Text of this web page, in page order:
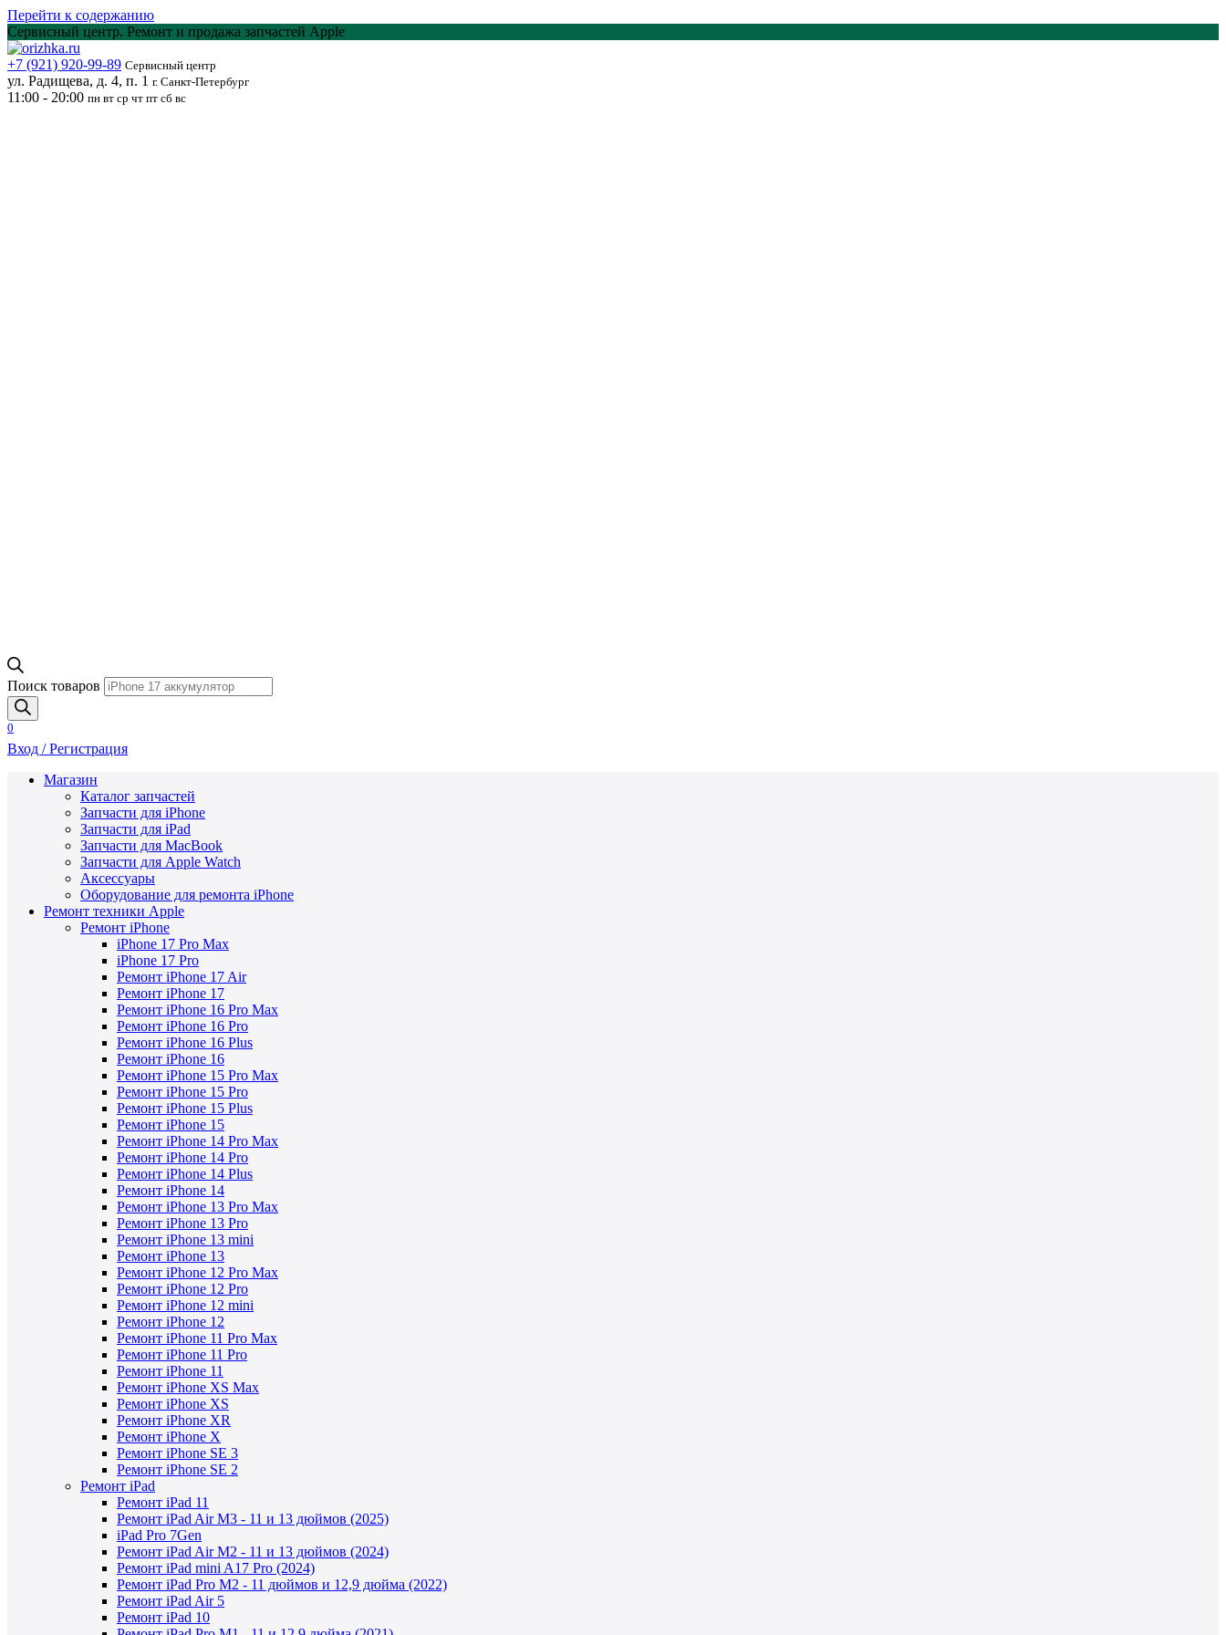
Перейти к содержанию
Сервисный центр. Ремонт и продажа запчастей Apple
+7 (921) 920-99-89 Сервисный центр
ул. Радищева, д. 4, п. 1 г. Санкт-Петербург
11:00 - 20:00 пн вт ср чт пт сб вс
Поиск товаров
0
Вход / Регистрация
Магазин
Каталог запчастей
Запчасти для iPhone
Запчасти для iPad
Запчасти для MacBook
Запчасти для Apple Watch
Аксессуары
Оборудование для ремонта iPhone
Ремонт техники Apple
Ремонт iPhone
iPhone 17 Pro Max
iPhone 17 Pro
Ремонт iPhone 17 Air
Ремонт iPhone 17
Ремонт iPhone 16 Pro Max
Ремонт iPhone 16 Pro
Ремонт iPhone 16 Plus
Ремонт iPhone 16
Ремонт iPhone 15 Pro Max
Ремонт iPhone 15 Pro
Ремонт iPhone 15 Plus
Ремонт iPhone 15
Ремонт iPhone 14 Pro Max
Ремонт iPhone 14 Pro
Ремонт iPhone 14 Plus
Ремонт iPhone 14
Ремонт iPhone 13 Pro Max
Ремонт iPhone 13 Pro
Ремонт iPhone 13 mini
Ремонт iPhone 13
Ремонт iPhone 12 Pro Max
Ремонт iPhone 12 Pro
Ремонт iPhone 12 mini
Ремонт iPhone 12
Ремонт iPhone 11 Pro Max
Ремонт iPhone 11 Pro
Ремонт iPhone 11
Ремонт iPhone XS Max
Ремонт iPhone XS
Ремонт iPhone XR
Ремонт iPhone X
Ремонт iPhone SE 3
Ремонт iPhone SE 2
Ремонт iPad
Ремонт iPad 11
Ремонт iPad Air M3 - 11 и 13 дюймов (2025)
iPad Pro 7Gen
Ремонт iPad Air M2 - 11 и 13 дюймов (2024)
Ремонт iPad mini A17 Pro (2024)
Ремонт iPad Pro M2 - 11 дюймов и 12,9 дюйма (2022)
Ремонт iPad Air 5
Ремонт iPad 10